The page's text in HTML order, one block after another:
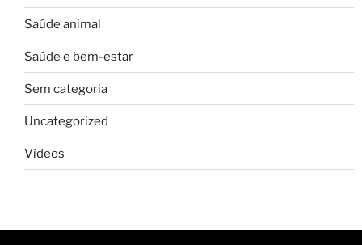
Saúde animal
Saúde e bem-estar
Sem categoria
Uncategorized
Vídeos